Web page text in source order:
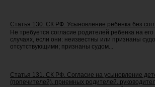
Статья 130. СК РФ. Усыновление ребенка без
Не требуется согласие родителей ребенка на
случаях, если они: неизвестны или признаны
отсутствующими; признаны судом...
Статья 131. СК РФ. Согласие на усыновление
(попечителей), приемных родителей,